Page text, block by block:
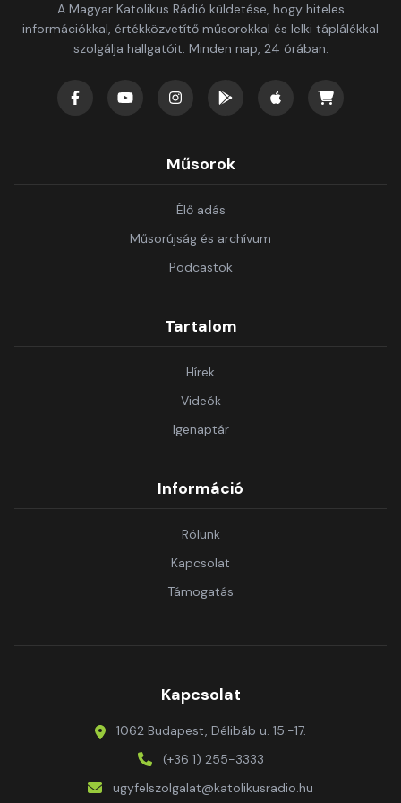
A Magyar Katolikus Rádió küldetése, hogy hiteles
információkkal, értékközvetítő műsorokkal és lelki táplálékkal
szolgálja hallgatóit. Minden nap, 24 órában.
Műsorok
Élő adás
Műsorújság és archívum
Podcastok
Tartalom
Hírek
Videók
Igenaptár
Információ
Rólunk
Kapcsolat
Támogatás
Kapcsolat
1062 Budapest, Délibáb u. 15.-17.
(+36 1) 255-3333
ugyfelszolgalat@katolikusradio.hu